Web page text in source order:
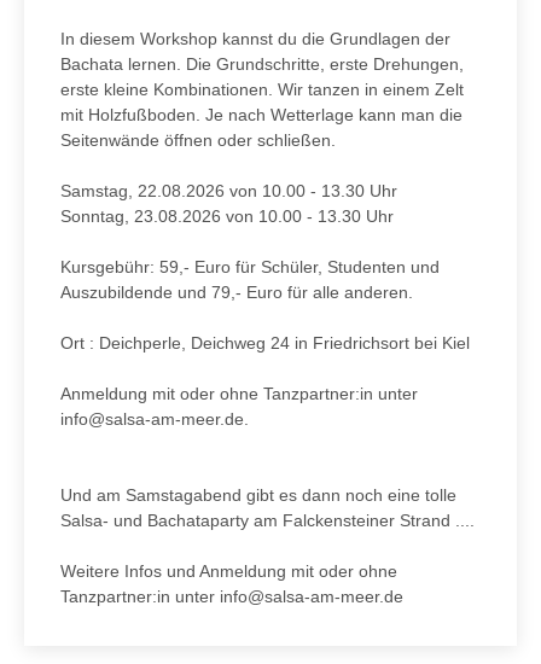
In diesem Workshop kannst du die Grundlagen der
Bachata lernen. Die Grundschritte, erste Drehungen,
erste kleine Kombinationen. Wir tanzen in einem Zelt
mit Holzfußboden. Je nach Wetterlage kann man die
Seitenwände öffnen oder schließen.
Samstag, 22.08.2026 von 10.00 - 13.30 Uhr
Sonntag, 23.08.2026 von 10.00 - 13.30 Uhr
Kursgebühr: 59,- Euro für Schüler, Studenten und
Auszubildende und 79,- Euro für alle anderen.
Ort : Deichperle, Deichweg 24 in Friedrichsort bei Kiel
Anmeldung mit oder ohne Tanzpartner:in unter
info@salsa-am-meer.de.
Und am Samstagabend gibt es dann noch eine tolle
Salsa- und Bachataparty am Falckensteiner Strand ....
Weitere Infos und Anmeldung mit oder ohne
Tanzpartner:in unter info@salsa-am-meer.de